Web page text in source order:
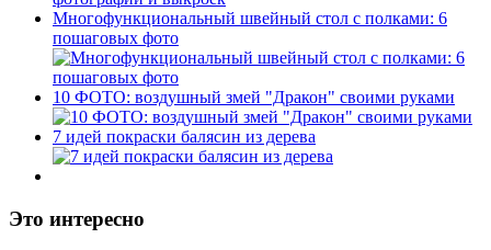
Многофункциональный швейный стол с полками: 6
пошаговых фото
10 ФОТО: воздушный змей "Дракон" своими руками
7 идей покраски балясин из дерева
Это интересно